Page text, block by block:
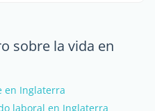
sobre la vida en
en Inglaterra
laboral en Inglaterra